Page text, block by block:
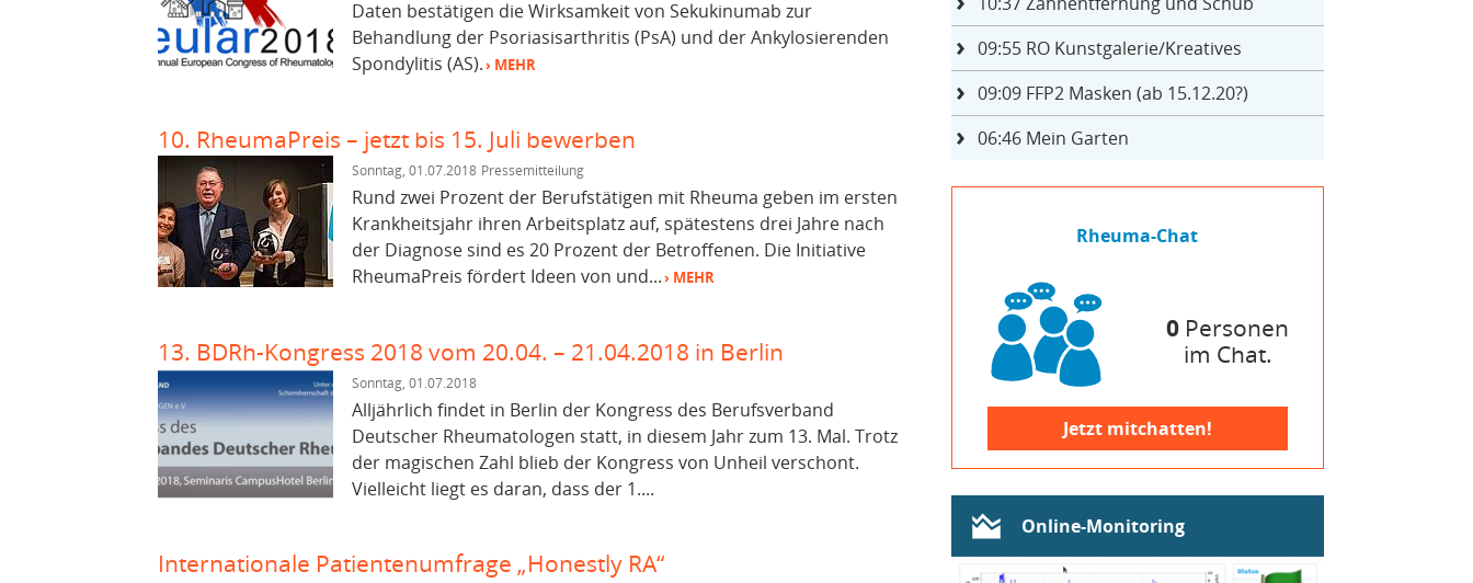
Daten bestätigen die Wirksamkeit von Sekukinumab zur
Behandlung der Psoriasisarthritis (PsA) und der Ankylosierenden
Spondylitis (AS).› MEHR
10. RheumaPreis – jetzt bis 15. Juli bewerben
Sonntag, 01.07.2018 Pressemitteilung
Rund zwei Prozent der Berufstätigen mit Rheuma geben im ersten
Krankheitsjahr ihren Arbeitsplatz auf, spätestens drei Jahre nach
der Diagnose sind es 20 Prozent der Betroffenen. Die Initiative
RheumaPreis fördert Ideen von und...› MEHR
13. BDRh-Kongress 2018 vom 20.04. – 21.04.2018 in Berlin
Sonntag, 01.07.2018
Alljährlich findet in Berlin der Kongress des Berufsverband
Deutscher Rheumatologen statt, in diesem Jahr zum 13. Mal. Trotz
der magischen Zahl blieb der Kongress von Unheil verschont.
Vielleicht liegt es daran, dass der 1....
Internationale Patientenumfrage „Honestly RA“
09:55RO Kunstgalerie/Kreatives
09:09FFP2 Masken (ab 15.12.20?)
06:46Mein Garten
Rheuma-Chat
0 Personen
im Chat.
Jetzt mitchatten!
Online-Monitoring